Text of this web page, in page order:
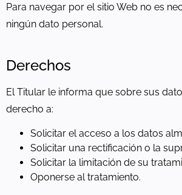
Para navegar por el sitio Web no es
ningún dato personal.
Derechos
El Titular le informa que sobre sus
derecho a:
Solicitar el acceso a los datos
Solicitar una rectificación o la
Solicitar la limitación de su
Oponerse al tratamiento.